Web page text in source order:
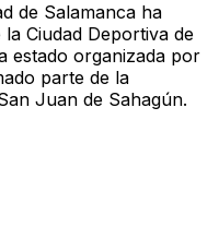
de Salamanca ha
Ciudad Deportiva de
estado organizada por
parte de la
Juan de Sahagún.